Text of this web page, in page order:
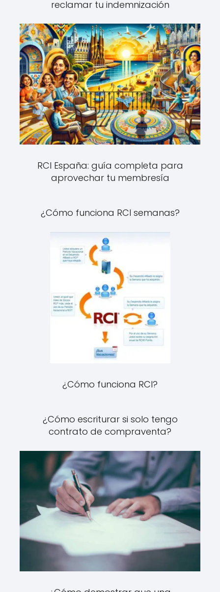
reclamar tu indemnización
RCI España: guía completa para
aprovechar tu membresía
¿Cómo funciona RCI semanas?
¿Cómo funciona RCI?
¿Cómo escriturar si solo tengo
contrato de compraventa?